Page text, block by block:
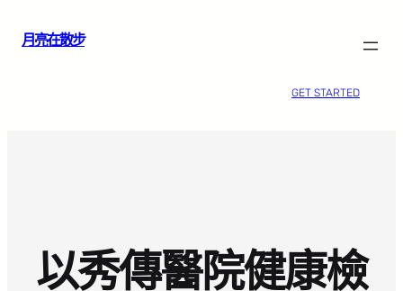
月亮在散步
GET STARTED
以秀傳醫院健康檢